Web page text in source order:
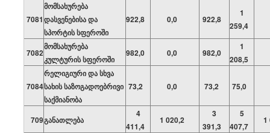
7081
მომსახურება
დასვენებისა და
სპორტის სფეროში
922,8 0,0 922,8
1
259,4
7082
მომსახურება
კულტურის სფეროში
982,0 0,0 982,0
1
208,5
7084
რელიგიური და სხვა
სახის საზოგადოებრივი
საქმიანობა
73,2 0,0 73,2 75,0
709განათლება
4
411,4
1 020,2
3
391,3
5
407,7